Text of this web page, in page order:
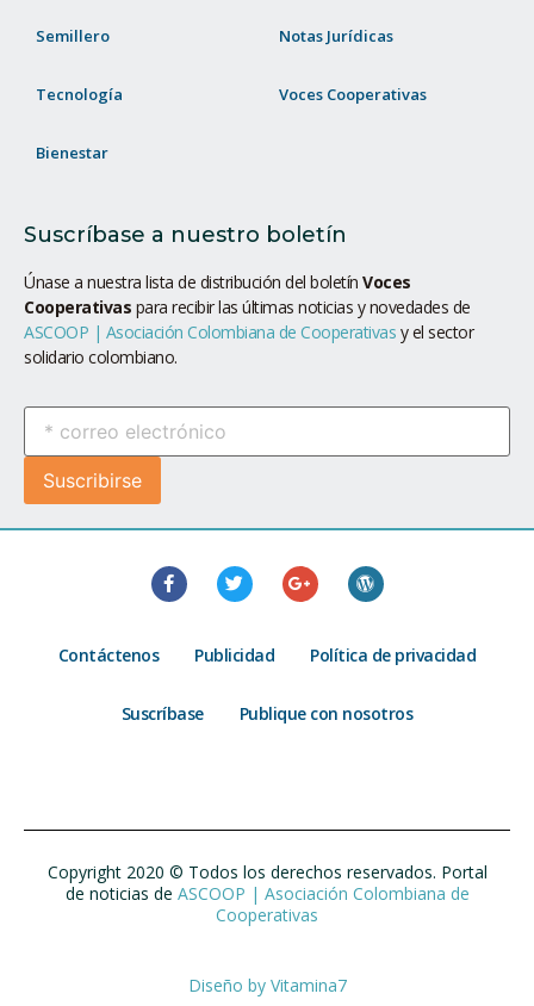
Semillero
Tecnología
Bienestar
Notas Jurídicas
Voces Cooperativas
Suscríbase a nuestro boletín
Únase a nuestra lista de distribución del boletín Voces
Cooperativas para recibir las últimas noticias y novedades de
ASCOOP | Asociación Colombiana de Cooperativas y el sector
solidario colombiano.
Contáctenos Publicidad Política de privacidad
Suscríbase Publique con nosotros
Copyright 2020 © Todos los derechos reservados. Portal
de noticias de ASCOOP | Asociación Colombiana de
Cooperativas
Diseño by Vitamina7